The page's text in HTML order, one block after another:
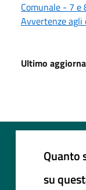
Comunale - 7 e
Avvertenze
Ultimo
Quanto
su